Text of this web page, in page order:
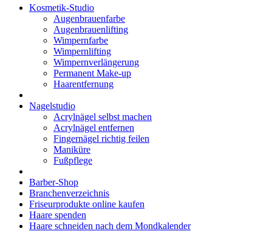
Kosmetik-Studio
Augenbrauenfarbe
Augenbrauenlifting
Wimpernfarbe
Wimpernlifting
Wimpernverlängerung
Permanent Make-up
Haarentfernung
Nagelstudio
Acrylnägel selbst machen
Acrylnägel entfernen
Fingernägel richtig feilen
Maniküre
Fußpflege
Barber-Shop
Branchenverzeichnis
Friseurprodukte online kaufen
Haare spenden
Haare schneiden nach dem Mondkalender